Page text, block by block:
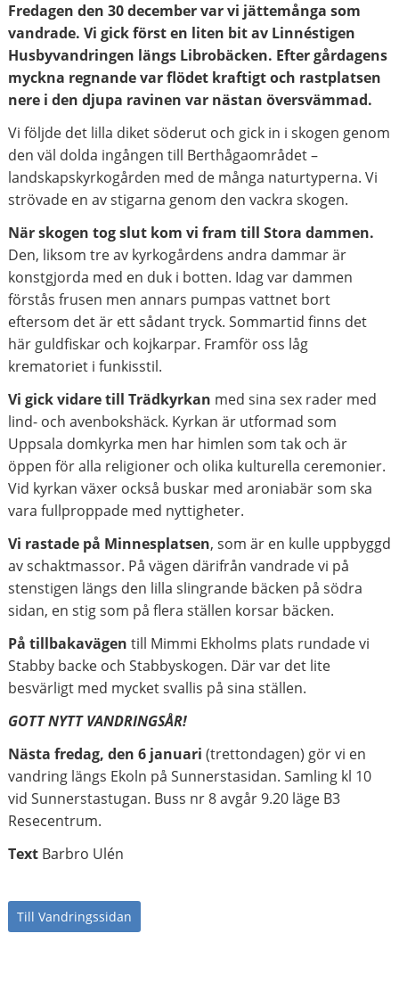
Fredagen den 30 december var vi jättemånga som
vandrade. Vi gick först en liten bit av Linnéstigen
Husbyvandringen längs Librobäcken. Efter gårdagens
myckna regnande var flödet kraftigt och rastplatsen
nere i den djupa ravinen var nästan översvämmad.
Vi följde det lilla diket söderut och gick in i skogen genom
den väl dolda ingången till Berthågaområdet –
landskapskyrkogården med de många naturtyperna. Vi
strövade en av stigarna genom den vackra skogen.
När skogen tog slut kom vi fram till Stora dammen.
Den, liksom tre av kyrkogårdens andra dammar är
konstgjorda med en duk i botten. Idag var dammen
förstås frusen men annars pumpas vattnet bort
eftersom det är ett sådant tryck. Sommartid finns det
här guldfiskar och kojkarpar. Framför oss låg
krematoriet i funkisstil.
Vi gick vidare till Trädkyrkan med sina sex rader med
lind- och avenbokshäck. Kyrkan är utformad som
Uppsala domkyrka men har himlen som tak och är
öppen för alla religioner och olika kulturella ceremonier.
Vid kyrkan växer också buskar med aroniabär som ska
vara fullproppade med nyttigheter.
Vi rastade på Minnesplatsen, som är en kulle uppbyggd
av schaktmassor. På vägen därifrån vandrade vi på
stenstigen längs den lilla slingrande bäcken på södra
sidan, en stig som på flera ställen korsar bäcken.
På tillbakavägen till Mimmi Ekholms plats rundade vi
Stabby backe och Stabbyskogen. Där var det lite
besvärligt med mycket svallis på sina ställen.
GOTT NYTT VANDRINGSÅR!
Nästa fredag, den 6 januari (trettondagen) gör vi en
vandring längs Ekoln på Sunnerstasidan. Samling kl 10
vid Sunnerstastugan. Buss nr 8 avgår 9.20 läge B3
Resecentrum.
Text Barbro Ulén
Till Vandringssidan